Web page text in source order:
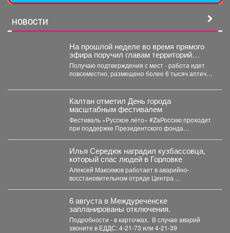
НОВОСТИ
На прошлой неделе во время прямого
эфира поручил главам территорий
проверить готовность укрытий и
обеспечить общественные места
аптечками.
Получаю подтверждения с мест - работа идет
повсеместно, размещено более 6 тысяч аптечек
Калтан отметил День города
масштабным фестивалем
Фестиваль «Русское лето» #ZaРоссию проходит
при поддержке Президентского фонда
Илья Середюк наградил кузбассовца,
который спас людей в Горловке
Алексей Максимов работает в аварийно-
восстановительном отряде Центра
6 августа в Междуреченске
запланированы отключения.
Подробности - в карточках. ️ В случае аварий
звоните в ЕДДС: 4-21-73 или 4-21-39